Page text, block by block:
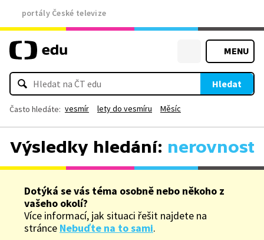
portály České televize
MENU
Hledat
Často hledáte: vesmír lety do vesmíru Měsíc
Výsledky hledání: nerovnost
Dotýká se vás téma osobně nebo někoho z
vašeho okolí?
Více informací, jak situaci řešit najdete na
stránce Nebuďte na to sami.